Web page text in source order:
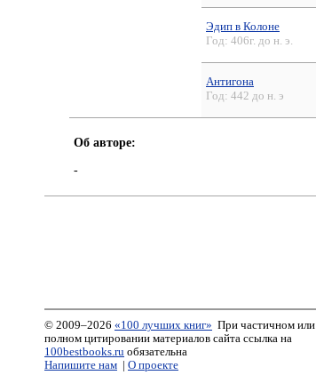
Эдип в Колоне
Год: 406г. до н. э.
Антигона
Год: 442 до н. э
Об авторе:
-
© 2009–2026 «100 лучших книг» При частичном или
полном цитировании материалов сайта ссылка на
100bestbooks.ru обязательна
Напишите нам
О проекте